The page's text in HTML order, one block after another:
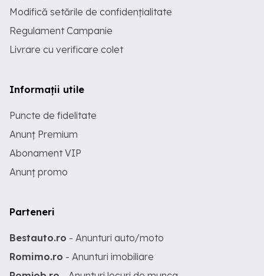
Modifică setările de confidențialitate
Regulament Campanie
Livrare cu verificare colet
Informații utile
Puncte de fidelitate
Anunț Premium
Abonament VIP
Anunț promo
Parteneri
Bestauto.ro - Anunturi auto/moto
Romimo.ro - Anunturi imobiliare